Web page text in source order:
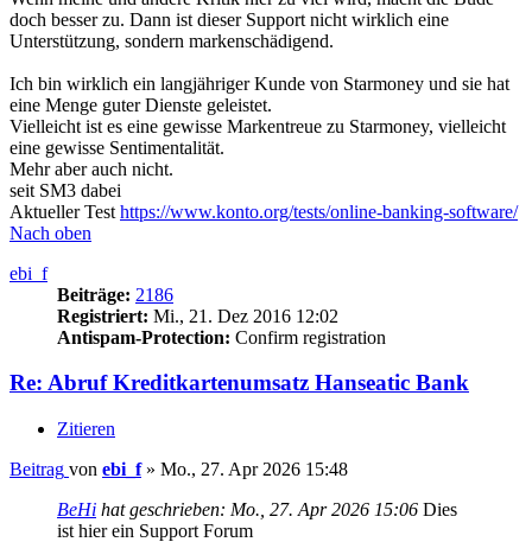
doch besser zu. Dann ist dieser Support nicht wirklich eine
Unterstützung, sondern markenschädigend.
Ich bin wirklich ein langjähriger Kunde von Starmoney und sie hat
eine Menge guter Dienste geleistet.
Vielleicht ist es eine gewisse Markentreue zu Starmoney, vielleicht
eine gewisse Sentimentalität.
Mehr aber auch nicht.
seit SM3 dabei
Aktueller Test https://www.konto.org/tests/online-banking-software/
Nach oben
ebi_f
Beiträge: 2186
Registriert: Mi., 21. Dez 2016 12:02
Antispam-Protection: Confirm registration
Re: Abruf Kreditkartenumsatz Hanseatic Bank
Zitieren
Beitrag von ebi_f» Mo., 27. Apr 2026 15:48
BeHi hat geschrieben: Mo., 27. Apr 2026 15:06 Dies
ist hier ein Support Forum